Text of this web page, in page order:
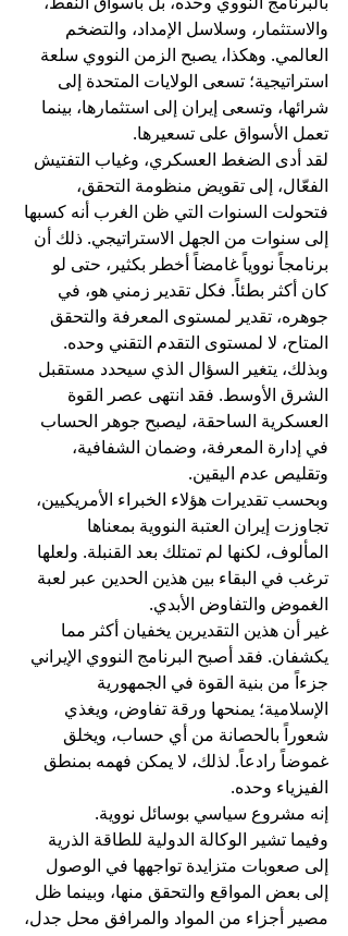
والاستثمار، وسلاسل الإمداد، والتضخم
العالمي. وهكذا، يصبح الزمن النووي سلعة
استراتيجية؛ تسعى الولايات المتحدة إلى
شرائها، وتسعى إيران إلى استثمارها، بينما
تعمل الأسواق على تسعيرها.
لقد أدى الضغط العسكري، وغياب التفتيش
الفعّال، إلى تقويض منظومة التحقق،
فتحولت السنوات التي ظن الغرب أنه كسبها
إلى سنوات من الجهل الاستراتيجي. ذلك أن
برنامجاً نووياً غامضاً أخطر بكثير، حتى لو
كان أكثر بطئاً. فكل تقدير زمني هو، في
جوهره، تقدير لمستوى المعرفة والتحقق
المتاح، لا لمستوى التقدم التقني وحده.
وبذلك، يتغير السؤال الذي سيحدد مستقبل
الشرق الأوسط. فقد انتهى عصر القوة
العسكرية الساحقة، ليصبح جوهر الحساب
في إدارة المعرفة، وضمان الشفافية،
وتقليص عدم اليقين.
وبحسب تقديرات هؤلاء الخبراء الأمريكيين،
تجاوزت إيران العتبة النووية بمعناها
المألوف، لكنها لم تمتلك بعد القنبلة. ولعلها
ترغب في البقاء بين هذين الحدين عبر لعبة
الغموض والتفاوض الأبدي.
غير أن هذين التقديرين يخفيان أكثر مما
يكشفان. فقد أصبح البرنامج النووي الإيراني
جزءاً من بنية القوة في الجمهورية
الإسلامية؛ يمنحها ورقة تفاوض، ويغذي
شعوراً بالحصانة من أي حساب، ويخلق
غموضاً رادعاً. لذلك، لا يمكن فهمه بمنطق
الفيزياء وحده.
إنه مشروع سياسي بوسائل نووية.
وفيما تشير الوكالة الدولية للطاقة الذرية
إلى صعوبات متزايدة تواجهها في الوصول
إلى بعض المواقع والتحقق منها، وبينما ظل
مصير أجزاء من المواد والمرافق محل جدل،